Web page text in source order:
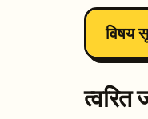
विषय
त्वरित